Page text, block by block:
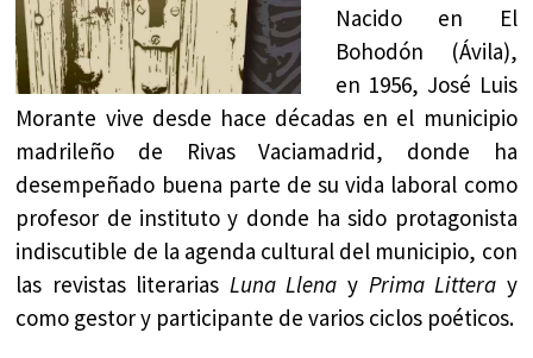
Nacido en El
Bohodón (Ávila),
en 1956, José Luis
Morante vive desde hace décadas en el municipio
madrileño de Rivas Vaciamadrid, donde ha
desempeñado buena parte de su vida laboral como
profesor de instituto y donde ha sido protagonista
indiscutible de la agenda cultural del municipio, con
las revistas literarias Luna Llena y Prima Littera y
como gestor y participante de varios ciclos poéticos.